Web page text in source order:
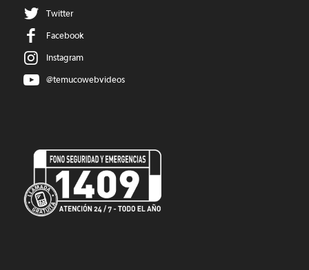
Twitter
Facebook
Instagram
@temucowebvideos